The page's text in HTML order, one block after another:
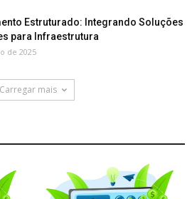
Estruturado: Integrando Soluções
para Infraestrutura
de 2025
Carregar mais